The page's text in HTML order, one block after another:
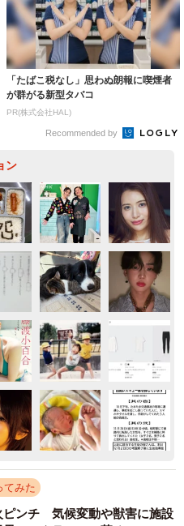
「たばこ税なし」思わぬ朗報に喫煙者
が群がる新型タバコ
PR(株式会社HAL)
Recommended by
ン
てみた
ピンチ 気候変動や獣害に施設